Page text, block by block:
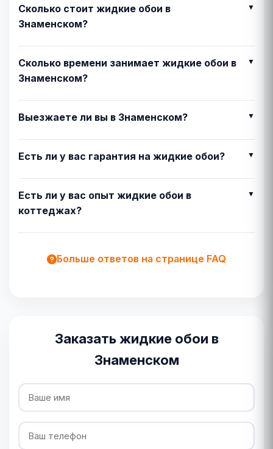
Сколько стоит жидкие обои в
Знаменском?
Сколько времени занимает жидкие обои в
Знаменском?
Выезжаете ли вы в Знаменском?
Есть ли у вас гарантия на жидкие обои?
Есть ли у вас опыт жидкие обои в
коттеджах?
Больше ответов на странице FAQ
Заказать жидкие обои в
Знаменском